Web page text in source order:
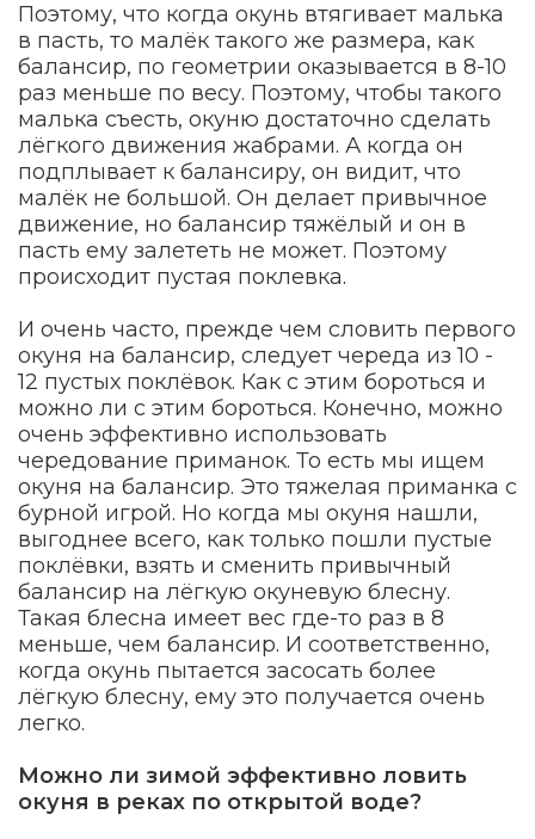
Поэтому, что когда окунь втягивает малька
в пасть, то малёк такого же размера, как
балансир, по геометрии оказывается в 8-10
раз меньше по весу. Поэтому, чтобы такого
малька съесть, окуню достаточно сделать
лёгкого движения жабрами. А когда он
подплывает к балансиру, он видит, что
малёк не большой. Он делает привычное
движение, но балансир тяжёлый и он в
пасть ему залететь не может. Поэтому
происходит пустая поклевка.
И очень часто, прежде чем словить первого
окуня на балансир, следует череда из 10 -
12 пустых поклёвок. Как с этим бороться и
можно ли с этим бороться. Конечно, можно
очень эффективно использовать
чередование приманок. То есть мы ищем
окуня на балансир. Это тяжелая приманка с
бурной игрой. Но когда мы окуня нашли,
выгоднее всего, как только пошли пустые
поклёвки, взять и сменить привычный
балансир на лёгкую окуневую блесну.
Такая блесна имеет вес где-то раз в 8
меньше, чем балансир. И соответственно,
когда окунь пытается засосать более
лёгкую блесну, ему это получается очень
легко.
Можно ли зимой эффективно ловить
окуня в реках по открытой воде?